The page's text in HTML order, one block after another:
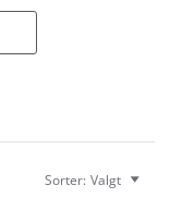
Sorter: Valgt